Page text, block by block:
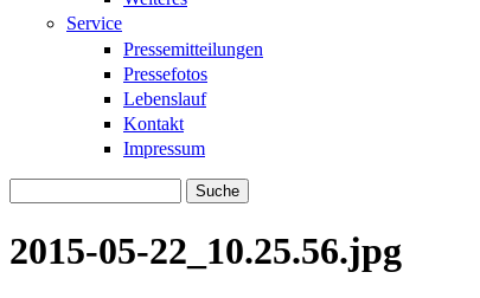
Service
Pressemitteilungen
Pressefotos
Lebenslauf
Kontakt
Impressum
2015-05-22_10.25.56.jpg